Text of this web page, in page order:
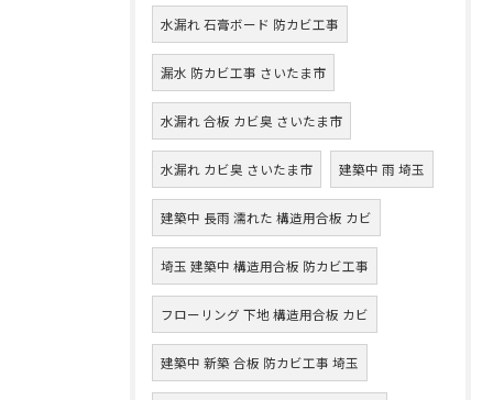
水漏れ 石膏ボード 防カビ工事
漏水 防カビ工事 さいたま市
水漏れ 合板 カビ臭 さいたま市
水漏れ カビ臭 さいたま市 建築中 雨 埼玉
建築中 長雨 濡れた 構造用合板 カビ
埼玉 建築中 構造用合板 防カビ工事
フローリング 下地 構造用合板 カビ
建築中 新築 合板 防カビ工事 埼玉